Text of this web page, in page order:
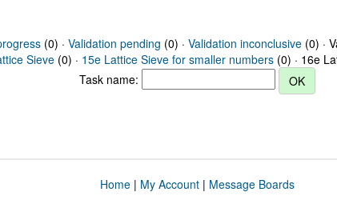
(0) · Validation pending (0) · Validation inconclusive(0) ·
Sieve (0) · 15e Lattice Sieve for smaller numbers (0) · 16e
Task name:
Home| My Account| Message Boards